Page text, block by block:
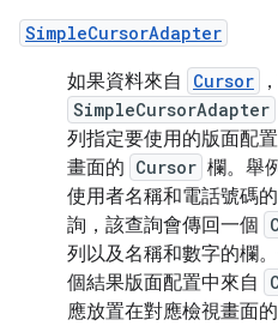
SimpleCursorAdapter
如果資料來自 Cursor
SimpleCursorAdapter
列指定要使用的版面配
畫面的 Cursor 欄。舉
使用者名稱和電話號碼
詢，該查詢會傳回一個
列以及名稱和數字的欄
個結果版面配置中來自
應放置在對應檢視畫面